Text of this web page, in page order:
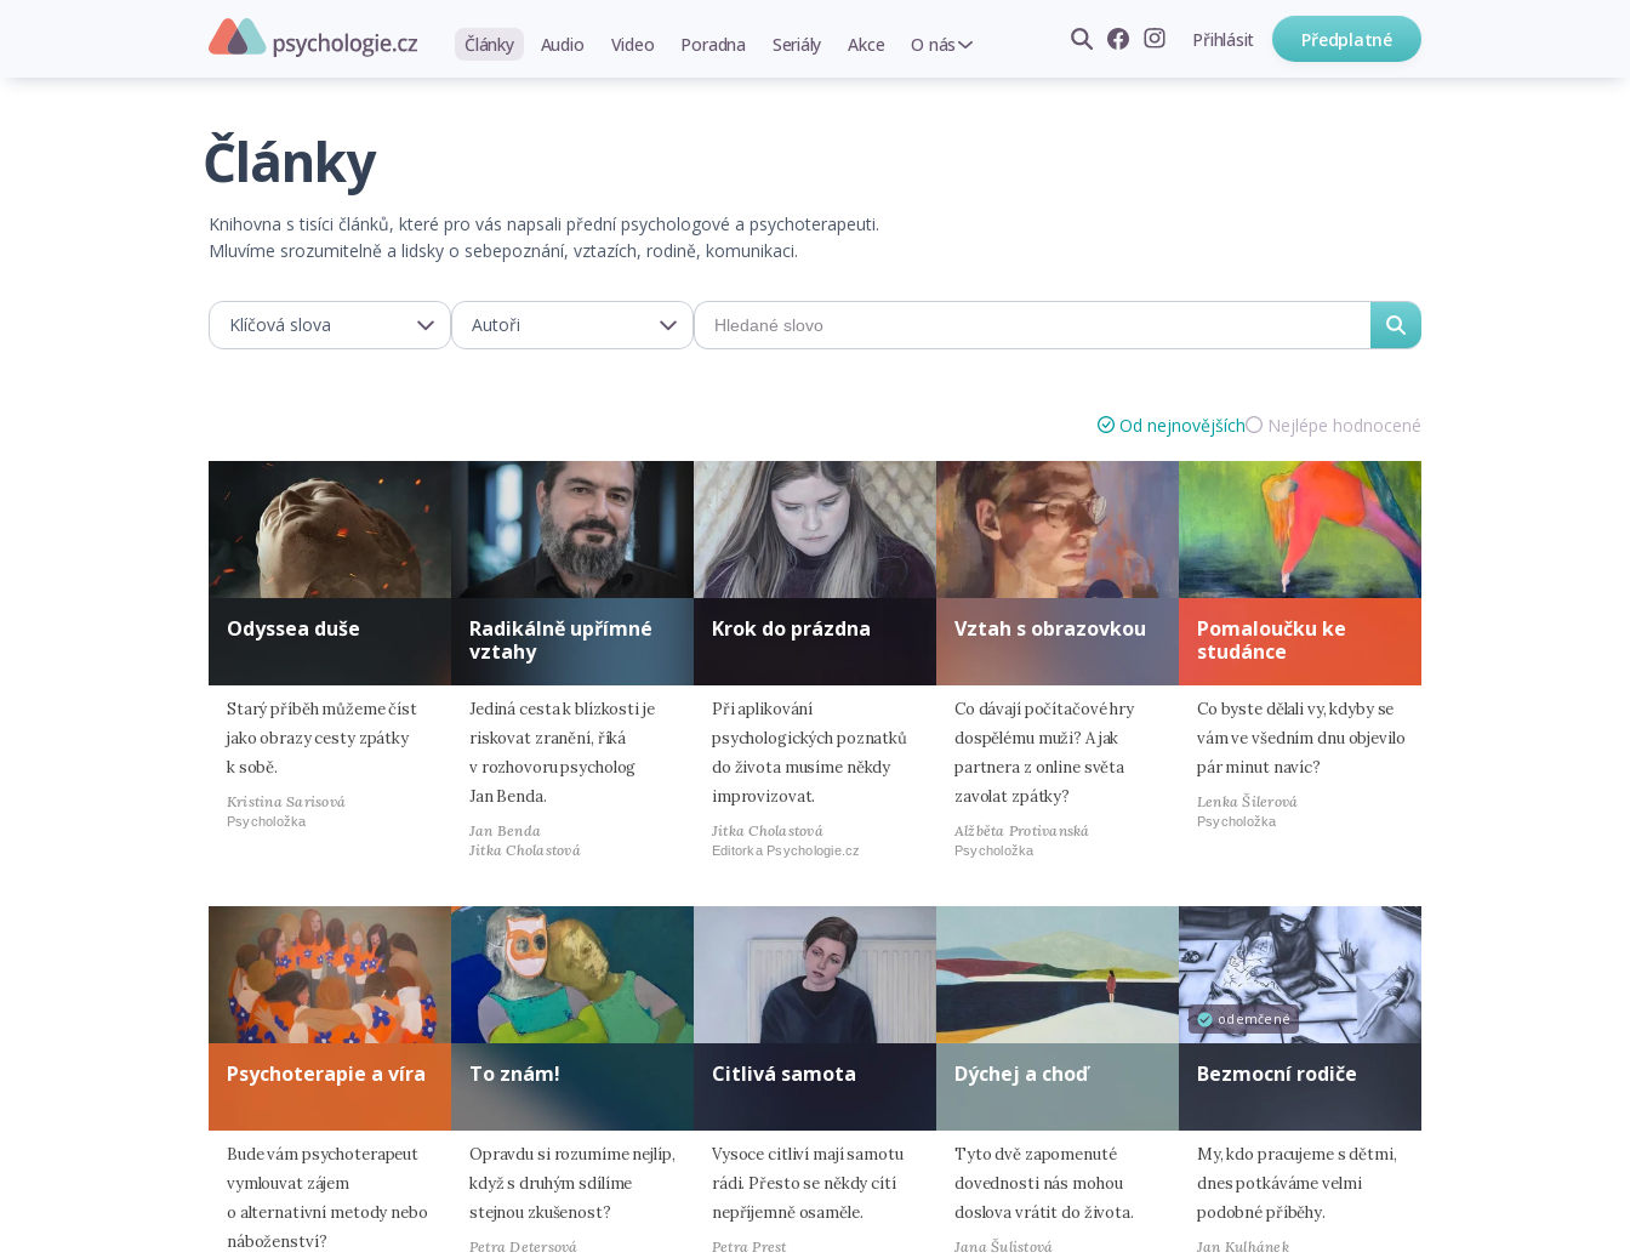
Články Audio Video Poradna Seriály Akce O nás Přihlásit Předplatné
Články
Knihovna s tisíci článků, které pro vás napsali přední psychologové a psychoterapeuti.
Mluvíme srozumitelně a lidsky o sebepoznání, vztazích, rodině, komunikaci.
Klíčová slova Autoři
Od nejnovějších Nejlépe hodnocené
Odyssea duše
Starý příběh můžeme číst
jako obrazy cesty zpátky
k sobě.
Kristina Sarisová
Psycholožka
Radikálně upřímné
vztahy
Jediná cesta k blízkosti je
riskovat zranění, říká
v rozhovoru psycholog
Jan Benda.
Jan Benda
Jitka Cholastová
Krok do prázdna
Při aplikování
psychologických poznatků
do života musíme někdy
improvizovat.
Jitka Cholastová
Editorka Psychologie.cz
Vztah s obrazovkou
Co dávají počítačové hry
dospělému muži? A jak
partnera z online světa
zavolat zpátky?
Alžběta Protivanská
Psycholožka
Pomaloučku ke
studánce
Co byste dělali vy, kdyby se
vám ve všedním dnu objevilo
pár minut navíc?
Lenka Šilerová
Psycholožka
Psychoterapie a víra
Bude vám psychoterapeut
vymlouvat zájem
o alternativní metody nebo
náboženství?
To znám!
Opravdu si rozumíme nejlíp,
když s druhým sdílíme
stejnou zkušenost?
Petra Detersová
Citlivá samota
Vysoce citliví mají samotu
rádi. Přesto se někdy cítí
nepříjemně osaměle.
Petra Prest
Dýchej a choď
Tyto dvě zapomenuté
dovednosti nás mohou
doslova vrátit do života.
Jana Šulistová
odemčené
Bezmocní rodiče
My, kdo pracujeme s dětmi,
dnes potkáváme velmi
podobné příběhy.
Jan Kulhánek